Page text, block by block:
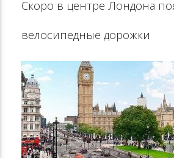
Скоро в центре Лондона
велосипедные дорожки